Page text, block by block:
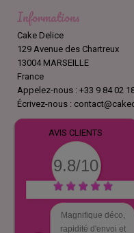
Informations
Cake Delice
129 Avenue des Chartreux
13004 MARSEILLE
France
Appelez-nous : +33 9 84 02
Écrivez-nous :
AVIS CLIENTS
9.8/10
Magnifique déco,
rapidité d'envoi et